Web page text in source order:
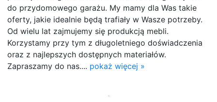
do przydomowego garażu. My mamy dla Was takie
oferty, jakie idealnie będą trafiały w Wasze potrzeby.
Od wielu lat zajmujemy się produkcją mebli.
Korzystamy przy tym z długoletniego doświadczenia
oraz z najlepszych dostępnych materiałów.
Zapraszamy do nas.... pokaż więcej »